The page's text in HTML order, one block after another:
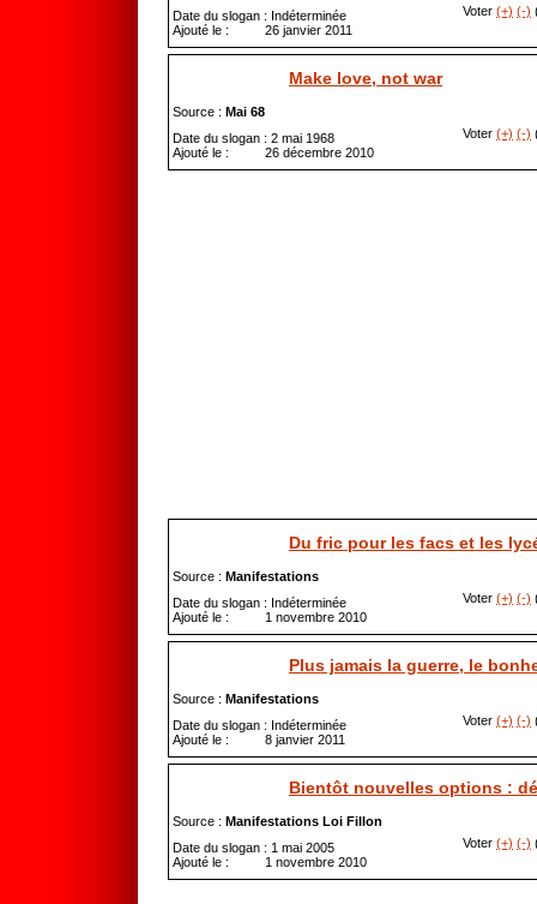
Date du slogan : Indéterminée
Ajouté le : 26 janvier 2011
Voter (+) (-)
Make love, not war
Source : Mai 68
Date du slogan : 2 mai 1968
Ajouté le : 26 décembre 2010
Voter (+) (-)
Du fric pour les facs et les
Source : Manifestations
Date du slogan : Indéterminée
Ajouté le : 1 novembre 2010
Voter (+) (-)
Plus jamais la guerre, le
Source : Manifestations
Date du slogan : Indéterminée
Ajouté le : 8 janvier 2011
Voter (+) (-)
Bientôt nouvelles options :
Source : Manifestations Loi Fillon
Date du slogan : 1 mai 2005
Ajouté le : 1 novembre 2010
Voter (+) (-)